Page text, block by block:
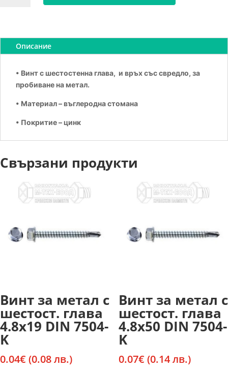
шестост.
6.3х120
7504-
Описание
• Винт с шестостенна глава, и връх със свредло, за
пробиване на метал.
• Материал – въглеродна стомана
• Покритие – цинк
Свързани продукти
Винт за метал с
шестост. глава
4.8х19 DIN 7504-
K
0.04€ (0.08 лв.)
Винт за метал с
шестост. глава
4.8х50 DIN 7504-
K
0.07€ (0.14 лв.)